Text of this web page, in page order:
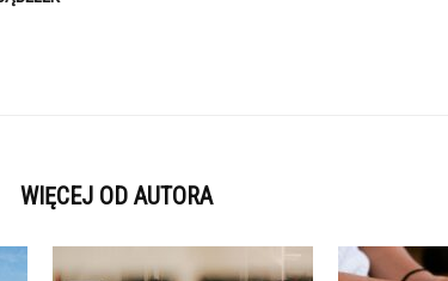
WIĘCEJ OD AUTORA